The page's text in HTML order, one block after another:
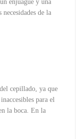
enjuague y una
de la
cepillado, ya que
para el
la boca. En la